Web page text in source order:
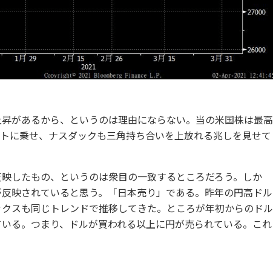
があるから、というのは理由にならない。当の米国株は最高
に乗せ、ナスダックも三角持ち合いを上放れる兆しを見せて
したもの、というのは衆目の一致するところだろう。しか
映されていると思う。「日本売り」である。昨年の円高ドル
スも同じトレンドで推移してきた。ところが年初からのドル
る。つまり、ドルが買われる以上に円が売られている。これ